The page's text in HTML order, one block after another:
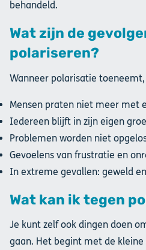
behandeld.
Wat zijn de
polariseren?
Wanneer polarisatie
Mensen praten niet meer met
Iedereen blijft in zijn eigen
Problemen worden niet
Gevoelens van frustratie en
In extreme gevallen: geweld
Wat kan ik tegen
Je kunt zelf ook dingen doen
gaan. Het begint met de